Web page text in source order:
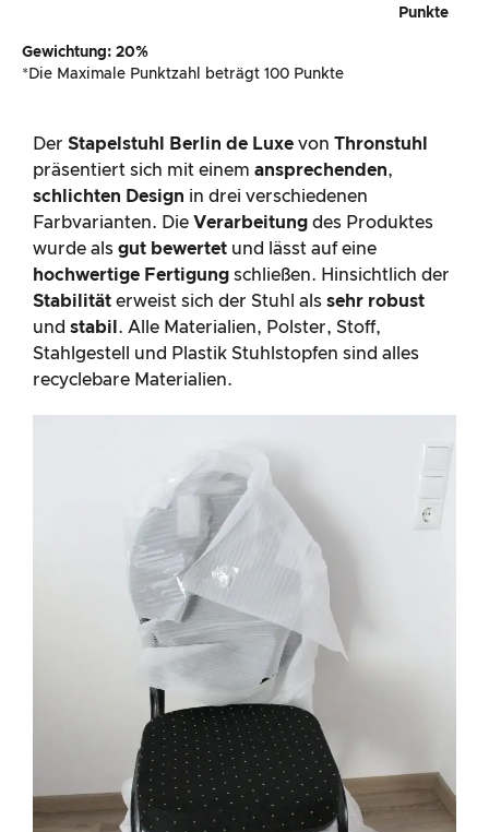
Punkte
Gewichtung: 20%
*Die Maximale Punktzahl beträgt 100 Punkte
Der Stapelstuhl Berlin de Luxe von Thronstuhl
präsentiert sich mit einem ansprechenden,
schlichten Design in drei verschiedenen
Farbvarianten. Die Verarbeitung des Produktes
wurde als gut bewertet und lässt auf eine
hochwertige Fertigung schließen. Hinsichtlich der
Stabilität erweist sich der Stuhl als sehr robust
und stabil . Alle Materialien, Polster, Stoff,
Stahlgestell und Plastik Stuhlstopfen sind alles
recyclebare Materialien.